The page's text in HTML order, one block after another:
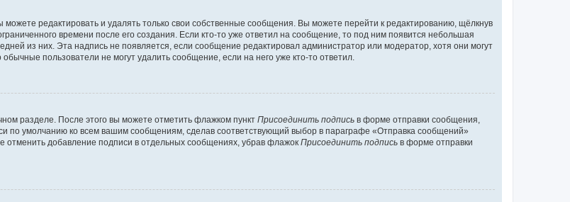
редактировать и удалять только свои собственные сообщения. Вы можете перейти к редактированию, щёлкнув
времени после его создания. Если кто-то уже ответил на сообщение, то под ним появится небольшая
из них. Эта надпись не появляется, если сообщение редактировал администратор или модератор, хотя они могут
пользователи не могут удалить сообщение, если на него уже кто-то ответил.
разделе. После этого вы можете отметить флажком пункт Присоединить подпись в форме отправки сообщения,
по умолчанию ко всем вашим сообщениям, сделав соответствующий выбор в параграфе «Отправка сообщений»
отменить добавление подписи в отдельных сообщениях, убрав флажок Присоединить подпись в форме отправки